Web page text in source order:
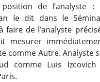
de l’analyste :
le dit dans le
faire de l’analyste
mesurer
comme Autre. Analyste
comme Luis